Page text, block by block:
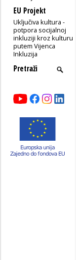
EU Projekt
Uključiva kultura -
potpora socijalnoj
inkluziji kroz kulturu
putem Vijenca
Inkluzija